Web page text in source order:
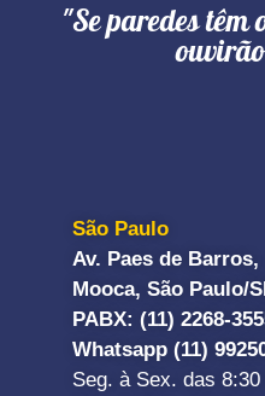
"Se paredes têm
São Paulo
Av. Paes de Barros,
Mooca, São Paulo/
PABX: (11) 2268-
Whatsapp (11)
Seg. à Sex. das